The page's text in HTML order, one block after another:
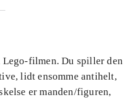
filmen. Du spiller den
lidt ensomme antihelt,
er manden/figuren,